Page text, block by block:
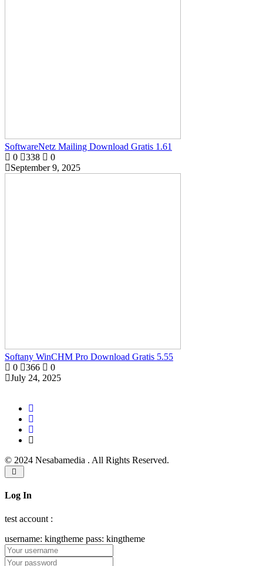
SoftwareNetz Mailing Download Gratis 1.61
0
338
0
September 9, 2025
Softany WinCHM Pro Download Gratis 5.55
0
366
0
July 24, 2025
© 2024 Nesabamedia . All Rights Reserved.
Log In
test account :
username: kingtheme pass: kingtheme